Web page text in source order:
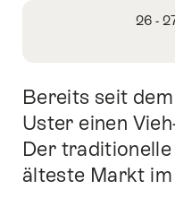
About
Date
26 -
Intro
Bereits seit
Uster einen
Der
älteste Markt